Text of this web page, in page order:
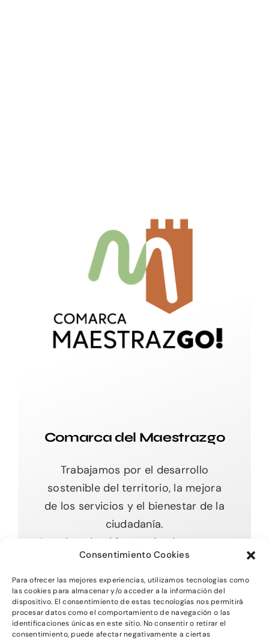
Consentimiento Cookies
Para ofrecer las mejores experiencias, utilizamos tecnologías como
las cookies para almacenar y/o acceder a la información del
dispositivo. El consentimiento de estas tecnologías nos permitirá
procesar datos como el comportamiento de navegación o las
identificaciones únicas en este sitio. No consentir o retirar el
consentimiento, puede afectar negativamente a ciertas
Comarca del Maestrazgo
Trabajamos por el desarrollo
sostenible del territorio, la mejora
de los servicios y el bienestar de la
ciudadanía.
Impulsando el futuro desde nuestras
raíces.
Toggle
Navigation